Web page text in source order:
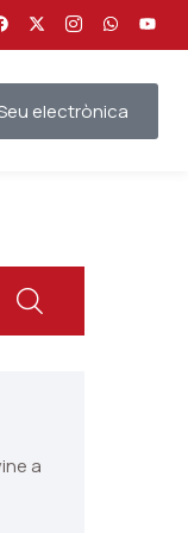
electrònica
a